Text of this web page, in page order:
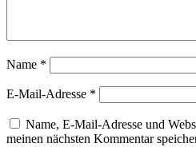
Name *
E-Mail-Adresse *
Name, E-Mail-Adresse und
meinen nächsten Kommentar